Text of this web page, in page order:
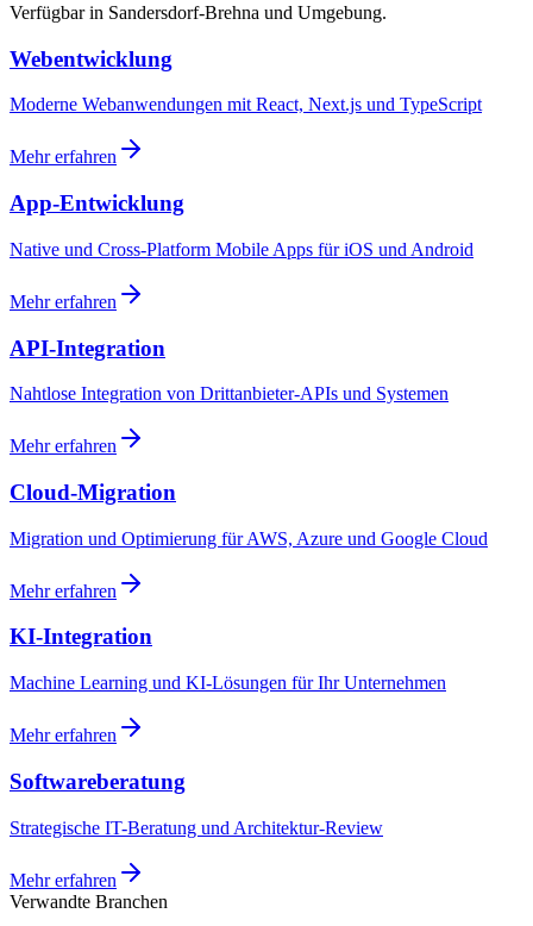
Verfügbar in Sandersdorf-Brehna und Umgebung.
Webentwicklung
Moderne Webanwendungen mit React, Next.js und TypeScript
Mehr erfahren
App-Entwicklung
Native und Cross-Platform Mobile Apps für iOS und Android
Mehr erfahren
API-Integration
Nahtlose Integration von Drittanbieter-APIs und Systemen
Mehr erfahren
Cloud-Migration
Migration und Optimierung für AWS, Azure und Google Cloud
Mehr erfahren
KI-Integration
Machine Learning und KI-Lösungen für Ihr Unternehmen
Mehr erfahren
Softwareberatung
Strategische IT-Beratung und Architektur-Review
Mehr erfahren
Verwandte Branchen